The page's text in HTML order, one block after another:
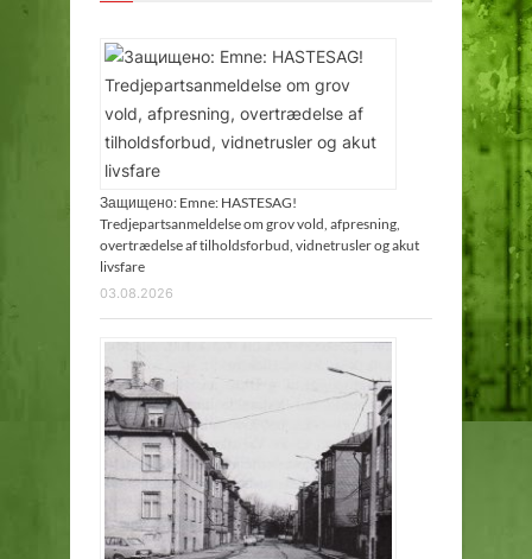
Защищено: Emne: HASTESAG!
Tredjepartsanmeldelse om grov vold, afpresning,
overtrædelse af tilholdsforbud, vidnetrusler og akut
livsfare
03.08.2026